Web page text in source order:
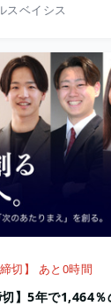
スベイシス
締切】 あと0時間
切】5年で1,464